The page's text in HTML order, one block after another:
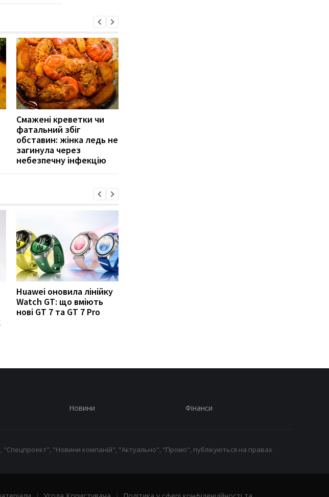
Смажені креветки чи
фатальний збіг
обставин: жінка ледь не
загинула через
небезпечну інфекцію
Huawei оновила лінійку
Watch GT: що вміють
нові GT 7 та GT 7 Pro
Новини Фінанси
"Новини компаній", "Актуально", "Промо", публікуються на правах